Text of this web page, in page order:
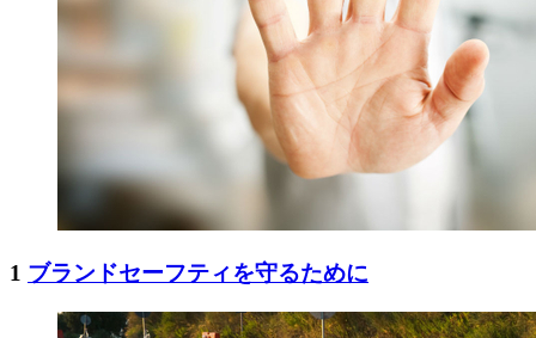
1 ブランドセーフティを守るために